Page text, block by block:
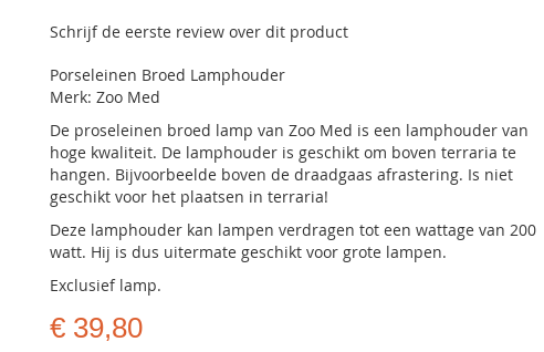
Schrijf de eerste review over dit product
Porseleinen Broed Lamphouder
Merk: Zoo Med
De proseleinen broed lamp van Zoo Med is een lamphouder van
hoge kwaliteit. De lamphouder is geschikt om boven terraria te
hangen. Bijvoorbeelde boven de draadgaas afrastering. Is niet
geschikt voor het plaatsen in terraria!
Deze lamphouder kan lampen verdragen tot een wattage van 200
watt. Hij is dus uitermate geschikt voor grote lampen.
Exclusief lamp.
€ 39,80